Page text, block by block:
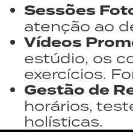
Sessões
atenção ao
Vídeos
estúdio, os
exercícios.
Gestão de
horários,
holísticas.